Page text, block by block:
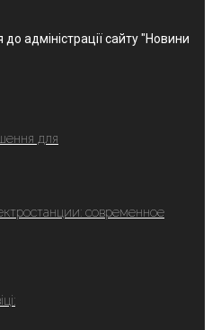
адміністрації сайту "Новини
для
современное